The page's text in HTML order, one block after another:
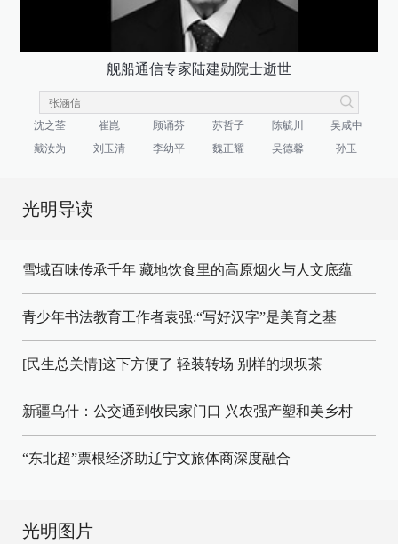
舰船通信专家陆建勋院士逝世
沈之荃 崔崑 顾诵芬 苏哲子 陈毓川
吴咸中
戴汝为
刘玉清 李幼平 魏正耀 吴德馨 孙玉
光明导读
雪域百味传承千年 藏地饮食里的高原烟火与人文底蕴
青少年书法教育工作者袁强:“写好汉字”是美育之基
[民生总关情]这下方便了 轻装转场 别样的坝坝茶
新疆乌什：公交通到牧民家门口 兴农强产塑和美乡村
“东北超”票根经济助辽宁文旅体商深度融合
光明图片